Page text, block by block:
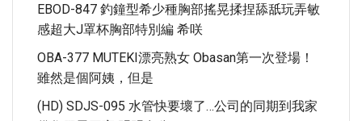
EBOD-847 釣鐘型希少種胸部搖晃揉捏舔舐玩弄敏
感超大J罩杯胸部特別編 希咲
OBA-377 MUTEKI漂亮熟女 Obasan第一次登場！
雖然是個阿姨，但是
(HD) SDJS-095 水管快要壞了…公司的同期到我家